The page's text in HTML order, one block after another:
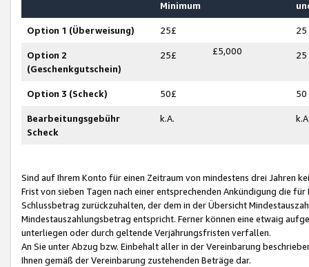
Minimum
Option 1 (Überweisung) 25£ 25
Option 2
(Geschenkgutschein)
25£ £5,000 25
Option 3 (Scheck) 50£ 50
Bearbeitungsgebühr
Scheck
k.A.
Sind auf Ihrem Konto für einen Zeitraum von mindestens drei Jahren
Frist von sieben Tagen nach einer entsprechenden Ankündigung die
Schlussbetrag zurückzuhalten, der dem in der Übersicht
Mindestauszahlungsbetrag entspricht. Ferner können eine etwaig
unterliegen oder durch geltende Verjährungsfristen verfallen.
An Sie unter Abzug bzw. Einbehalt aller in der Vereinbarung
Ihnen gemäß der Vereinbarung zustehenden Beträge dar.